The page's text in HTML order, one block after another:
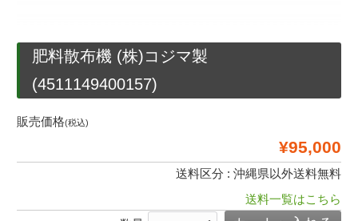
肥料散布機 (株)コジマ製
(4511149400157)
販売価格(税込)
¥95,000
送料区分 : 沖縄県以外送料無料
送料一覧はこちら